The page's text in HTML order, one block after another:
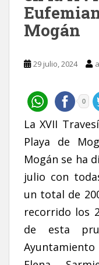
Mogán
29 julio, 2024
0
La XVII
Playa de
Mogán se ha
julio con
un total de
recorrido los
de esta